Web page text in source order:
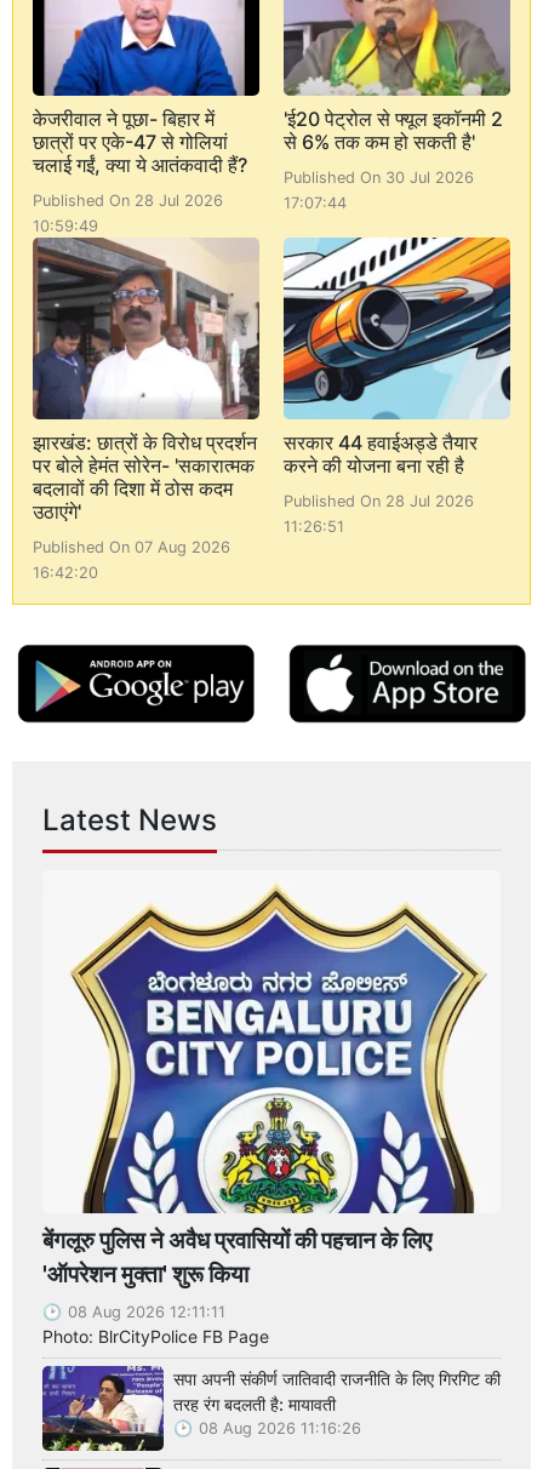
केजरीवाल ने पूछा- बिहार में
छात्रों पर एके-47 से गोलियां
चलाई गईं, क्या ये आतंकवादी हैं?
Published On 28 Jul 2026
10:59:49
'ई20 पेट्रोल से फ्यूल इकॉनमी 2
से 6% तक कम हो सकती है'
Published On 30 Jul 2026
17:07:44
झारखंड: छात्रों के विरोध प्रदर्शन
पर बोले हेमंत सोरेन- 'सकारात्मक
बदलावों की दिशा में ठोस कदम
उठाएंगे'
Published On 07 Aug 2026
16:42:20
सरकार 44 हवाईअड्डे तैयार
करने की योजना बना रही है
Published On 28 Jul 2026
11:26:51
Latest News
बेंगलूरु पुलिस ने अवैध प्रवासियों की पहचान के लिए
'ऑपरेशन मुक्ता' शुरू किया
08 Aug 2026 12:11:11
Photo: BlrCityPolice FB Page
सपा अपनी संकीर्ण जातिवादी राजनीति के लिए गिरगिट की
तरह रंग बदलती है: मायावती
08 Aug 2026 11:16:26